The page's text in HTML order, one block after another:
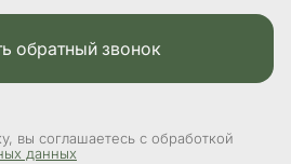
обратный звонок
вы соглашаетесь с обработкой
данных